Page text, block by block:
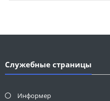
Служебные страницы
Информер